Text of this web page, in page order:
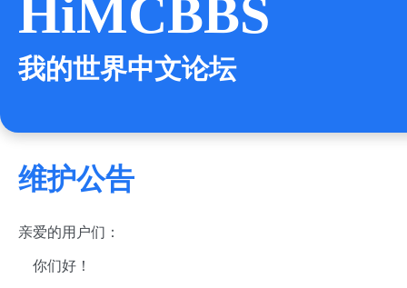
HiMCBBS
我的世界中文论坛
维护公告
亲爱的用户们：
你们好！